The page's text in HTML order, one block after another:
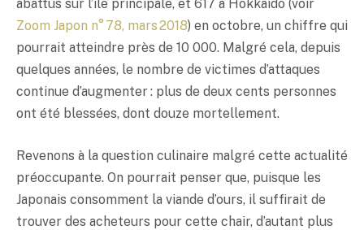
abattus sur l’île principale, et 617 à Hokkaidô (voir
Zoom Japon n° 78, mars 2018) en octobre, un chiffre qui
pourrait atteindre près de 10 000. Malgré cela, depuis
quelques années, le nombre de victimes d’attaques
continue d’augmenter : plus de deux cents personnes
ont été blessées, dont douze mortellement.
Revenons à la question culinaire malgré cette actualité
préoccupante. On pourrait penser que, puisque les
Japonais consomment la viande d’ours, il suffirait de
trouver des acheteurs pour cette chair, d’autant plus